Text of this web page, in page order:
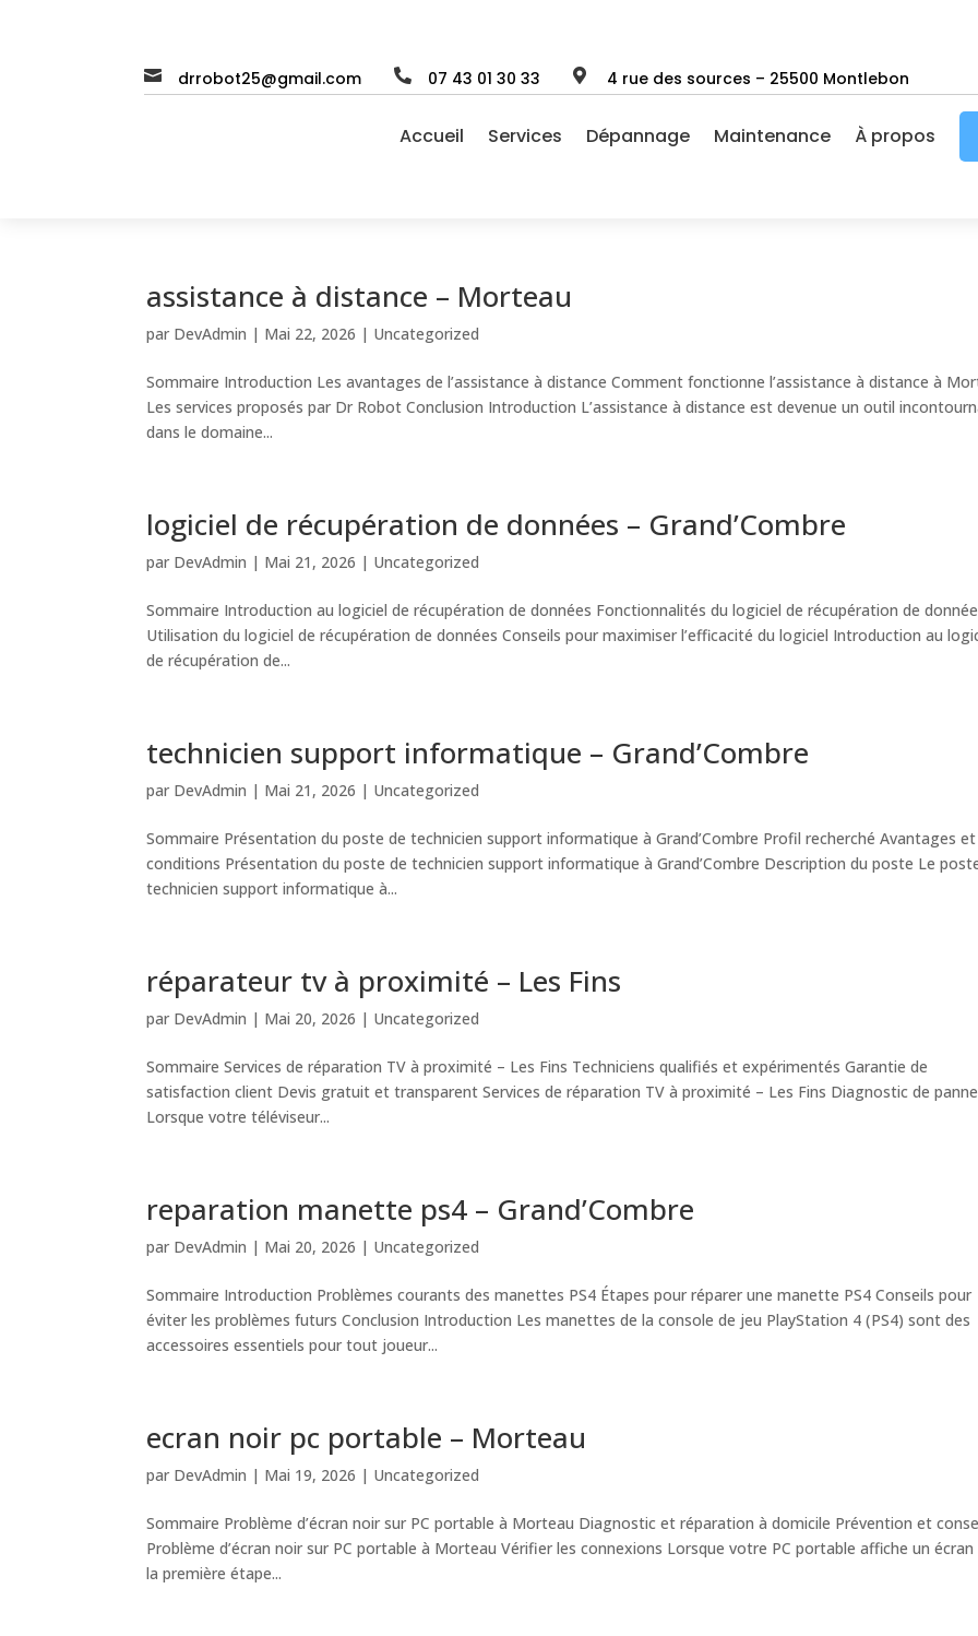
 drrobot25@gmail.com  07 43 01 30 33  4 rue des sources – 25500 Montlebon
Accueil Services Dépannage Maintenance À propos
assistance à distance – Morteau
par DevAdmin | Mai 22, 2026 | Uncategorized
Sommaire Introduction Les avantages de l’assistance à distance Comment fonctionne l’assistance à distance à
Les services proposés par Dr Robot Conclusion Introduction L’assistance à distance est devenue un outil
dans le domaine...
logiciel de récupération de données – Grand’Combre
par DevAdmin | Mai 21, 2026 | Uncategorized
Sommaire Introduction au logiciel de récupération de données Fonctionnalités du logiciel de récupération de
Utilisation du logiciel de récupération de données Conseils pour maximiser l’efficacité du logiciel Introduction au
de récupération de...
technicien support informatique – Grand’Combre
par DevAdmin | Mai 21, 2026 | Uncategorized
Sommaire Présentation du poste de technicien support informatique à Grand’Combre Profil recherché Avantages et
conditions Présentation du poste de technicien support informatique à Grand’Combre Description du poste Le
technicien support informatique à...
réparateur tv à proximité – Les Fins
par DevAdmin | Mai 20, 2026 | Uncategorized
Sommaire Services de réparation TV à proximité – Les Fins Techniciens qualifiés et expérimentés Garantie de
satisfaction client Devis gratuit et transparent Services de réparation TV à proximité – Les Fins Diagnostic de panne
Lorsque votre téléviseur...
reparation manette ps4 – Grand’Combre
par DevAdmin | Mai 20, 2026 | Uncategorized
Sommaire Introduction Problèmes courants des manettes PS4 Étapes pour réparer une manette PS4 Conseils pour
éviter les problèmes futurs Conclusion Introduction Les manettes de la console de jeu PlayStation 4 (PS4) sont des
accessoires essentiels pour tout joueur...
ecran noir pc portable – Morteau
par DevAdmin | Mai 19, 2026 | Uncategorized
Sommaire Problème d’écran noir sur PC portable à Morteau Diagnostic et réparation à domicile Prévention et
Problème d’écran noir sur PC portable à Morteau Vérifier les connexions Lorsque votre PC portable affiche un
la première étape...